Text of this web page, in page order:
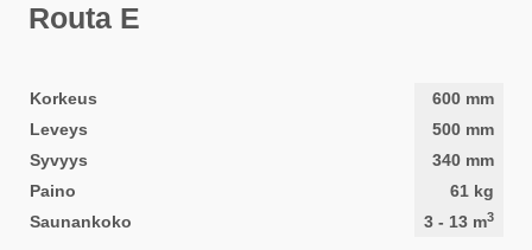
Routa E
Korkeus 600 mm
Leveys
500 mm
Syvyys
340 mm
Paino
61 kg
Saunankoko
3 - 13 m3